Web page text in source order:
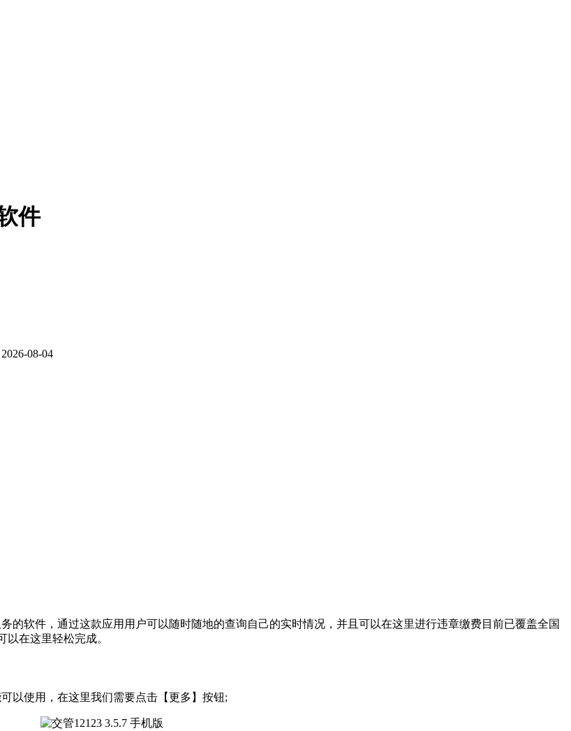
件
08-04
的软件，通过这款应用用户可以随时随地的查询自己的实时情况，并且可以在这里进行违章缴费目前已覆盖全国
在这里轻松完成。
以使用，在这里我们需要点击【更多】按钮;